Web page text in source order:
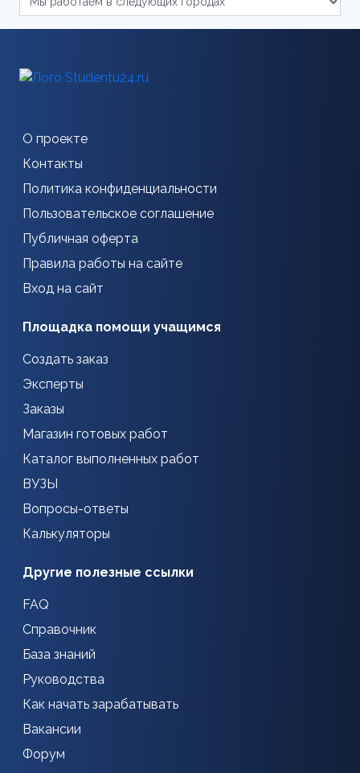
О проекте
Контакты
Политика конфиденциальности
Пользовательское соглашение
Публичная оферта
Правила работы на сайте
Вход на сайт
Площадка помощи учащимся
Создать заказ
Эксперты
Заказы
Магазин готовых работ
Каталог выполненных работ
ВУЗЫ
Вопросы-ответы
Калькуляторы
Другие полезные ссылки
FAQ
Справочник
База знаний
Руководства
Как начать зарабатывать
Вакансии
Форум